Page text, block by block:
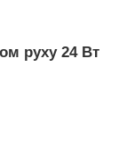
руху 24 Вт